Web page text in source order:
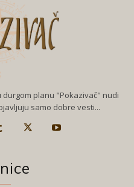
planu "Pokazivač" nudi
samo dobre vesti...